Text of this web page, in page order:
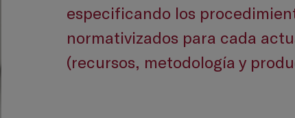
especificando los
normativizados para cada
(recursos, metodología y